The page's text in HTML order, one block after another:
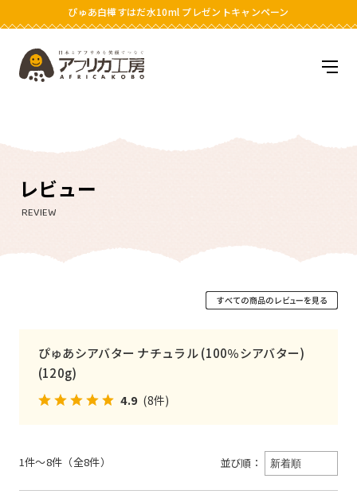
ぴゅあ白樺すはだ水10ml プレゼントキャンペーン
レビュー
REVIEW
ぴゅあシアバター ナチュラル (100％シアバター)
(120g)
4.9 (8件)
1件～8件（全8件） 並び順：